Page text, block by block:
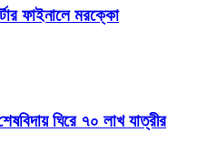
ফাইনালে মরক্কো
ঘিরে ৭০ লাখ যাত্রীর